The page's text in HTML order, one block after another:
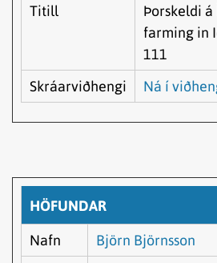
Titill
Þorskeldi á
farming in
111
Skráarviðhengi
Ná í
HÖFUNDAR
Nafn
Björn Björnsson